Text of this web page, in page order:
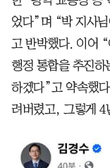
었다”며 “박 지사
고 반박했다. 이어
행정 통합을 추진하
하겠다”고 약속했
려버렸고, 그렇게 4